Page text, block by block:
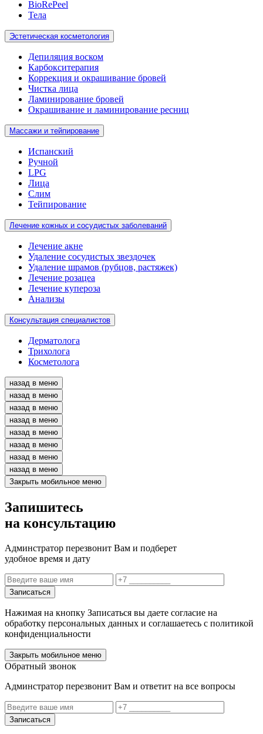
BioRePeel
Тела
Эстетическая косметология
Депиляция воском
Карбокситерапия
Коррекция и окрашивание бровей
Чистка лица
Ламинирование бровей
Окрашивание и ламинирование ресниц
Массажи и тейпирование
Испанский
Ручной
LPG
Лица
Слим
Тейпирование
Лечение кожных и сосудистых заболеваний
Лечение акне
Удаление сосудистых звездочек
Удаление шрамов (рубцов, растяжек)
Лечение розацеа
Лечение купероза
Анализы
Консультация специалистов
Дерматолога
Трихолога
Косметолога
назад в меню
назад в меню
назад в меню
назад в меню
назад в меню
назад в меню
назад в меню
назад в меню
Закрыть мобильное меню
Запишитесь
на консультацию
Админстратор перезвонит Вам и подберет
удобное время и дату
Записаться
Нажимая на кнопку Записаться вы даете согласие на
обработку персональных данных и соглашаетесь с политикой
конфиденциальности
Закрыть мобильное меню
Обратный звонок
Админстратор перезвонит Вам и ответит на все вопросы
Записаться